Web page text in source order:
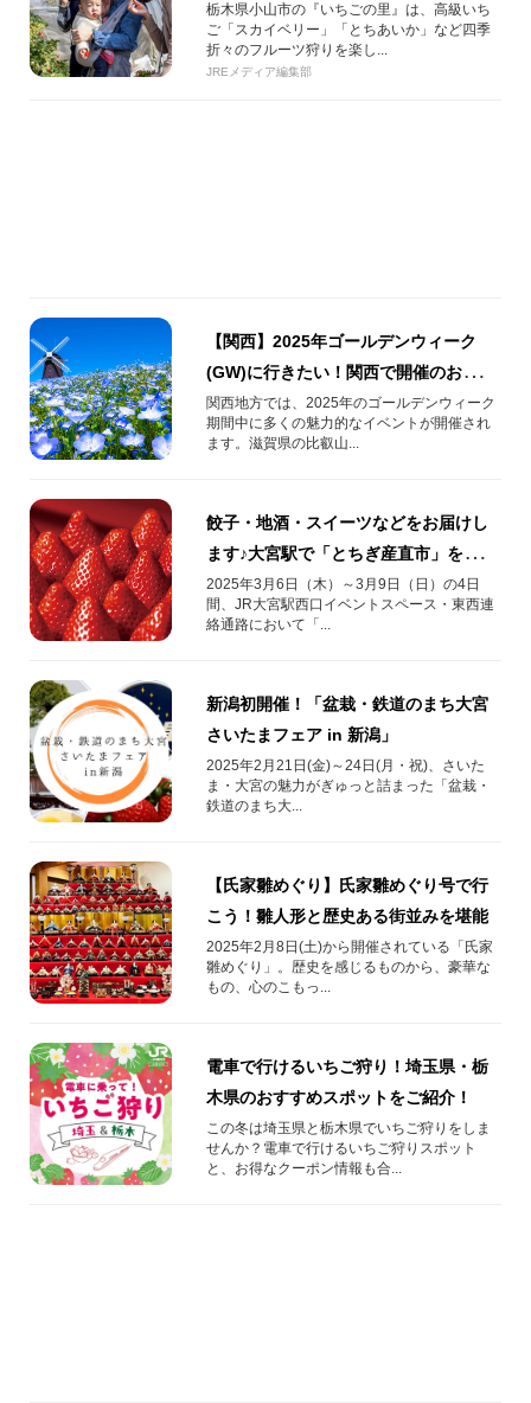
栃木県小山市の『いちごの里』は、高級いち
ご「スカイベリー」「とちあいか」など四季
折々のフルーツ狩りを楽し...
JREメディア編集部
【関西】2025年ゴールデンウィーク
(GW)に行きたい！関西で開催のおすす
めイベントを一挙にご紹介!!
関西地方では、2025年のゴールデンウィーク
期間中に多くの魅力的なイベントが開催され
ます。滋賀県の比叡山...
餃子・地酒・スイーツなどをお届けし
ます♪大宮駅で「とちぎ産直市」を開
催！！！
2025年3月6日（木）～3月9日（日）の4日
間、JR大宮駅西口イベントスペース・東西連
絡通路において「...
新潟初開催！「盆栽・鉄道のまち大宮
さいたまフェア in 新潟」
2025年2月21日(金)～24日(月・祝)、さいた
ま・大宮の魅力がぎゅっと詰まった「盆栽・
鉄道のまち大...
【氏家雛めぐり】氏家雛めぐり号で行
こう！雛人形と歴史ある街並みを堪能
2025年2月8日(土)から開催されている「氏家
雛めぐり」。歴史を感じるものから、豪華な
もの、心のこもっ...
電車で行けるいちご狩り！埼玉県・栃
木県のおすすめスポットをご紹介！
この冬は埼玉県と栃木県でいちご狩りをしま
せんか？電車で行けるいちご狩りスポット
と、お得なクーポン情報も合...